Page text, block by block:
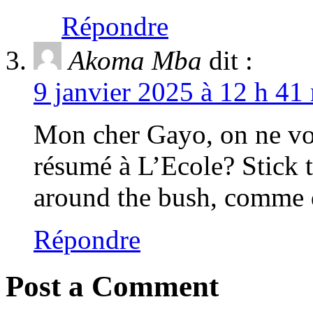
Répondre
Akoma Mba dit :
9 janvier 2025 à 12 h
Mon cher Gayo, on ne
résumé à L’Ecole?
around the bush,
Répondre
Post a Comment